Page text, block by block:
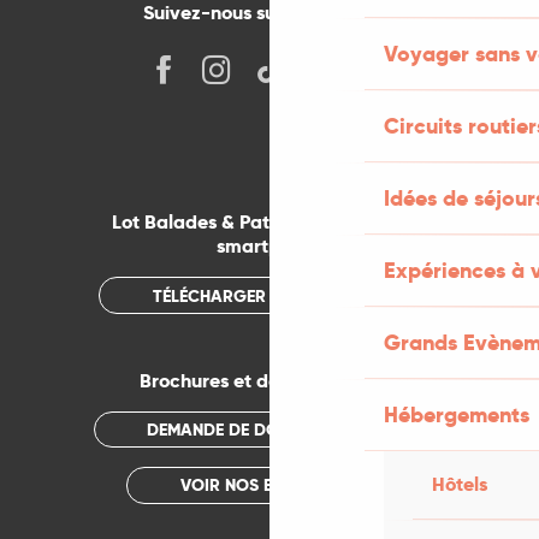
Voyager sans
Circuits
Idées de
Expériences à
Grands
Hébergements
Hôtels
Suivez-nous sur les réseaux !
Lot Balades & Patrimoines sur votre
smartphone
TÉLÉCHARGER L'APPLICATION
Brochures et documentations
DEMANDE DE DOCUMENTATION
VOIR NOS BROCHURES